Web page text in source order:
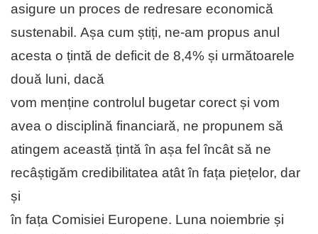
asigure un proces de redresare economică
sustenabil. Așa cum știți, ne-am propus anul
acesta o țintă de deficit de 8,4% și următoarele
două luni, dacă
vom menține controlul bugetar corect și vom
avea o disciplină financiară, ne propunem să
atingem această țintă în așa fel încât să ne
recâștigăm credibilitatea atât în fața piețelor, dar
și
în fața Comisiei Europene. Luna noiembrie și